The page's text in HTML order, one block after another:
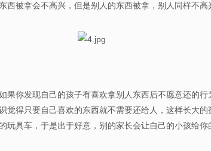
被拿会不高兴，但是别人的东西被拿，别人同样不高
果你发现自己的孩子有喜欢拿别人东西后不愿意还
得只要自己喜欢的东西就不需要还给人，这样长
具车，于是出于好意，别的家长会让自己的小孩给你